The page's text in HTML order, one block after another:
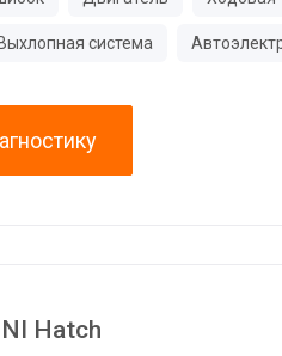
Выхлопная система
Hatch